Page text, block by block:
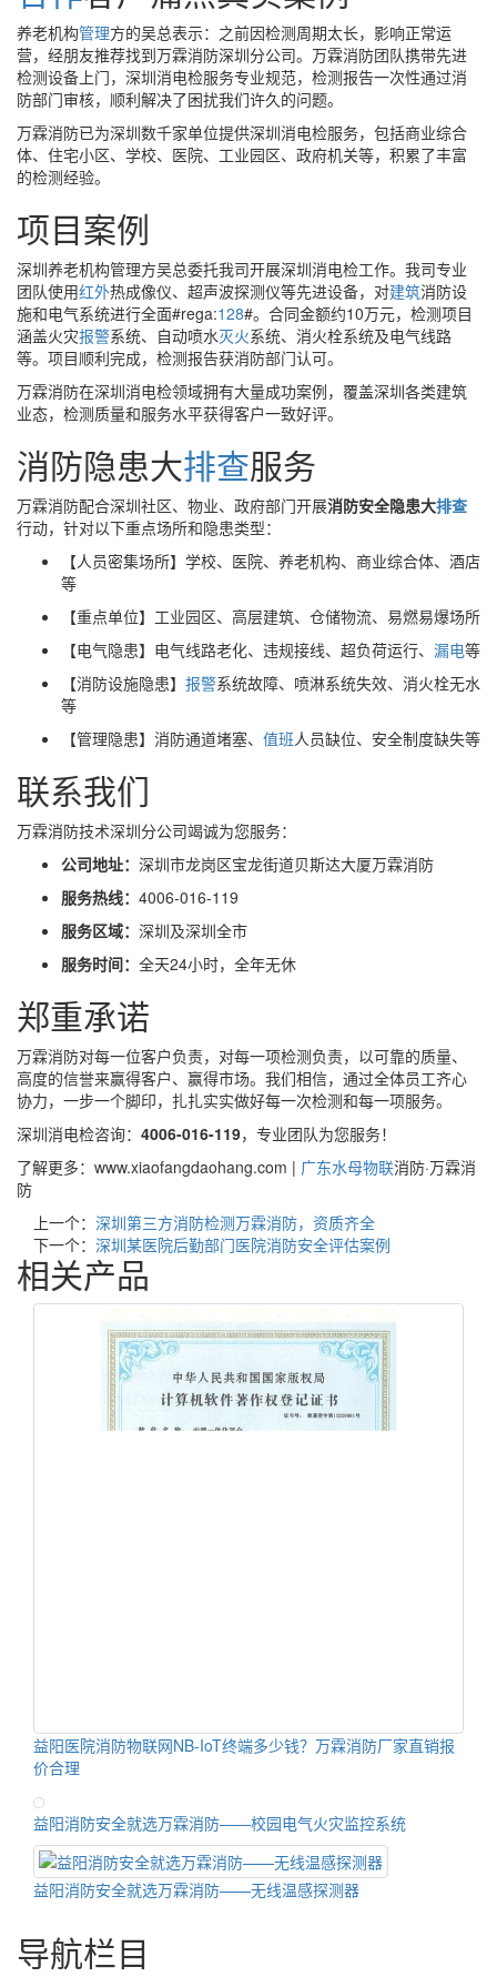
养老机构管理方的吴总表示：之前因检测周期太长，影响正常运
营，经朋友推荐找到万霖消防深圳分公司。万霖消防团队携带先进
检测设备上门，深圳消电检服务专业规范，检测报告一次性通过消
防部门审核，顺利解决了困扰我们许久的问题。
万霖消防已为深圳数千家单位提供深圳消电检服务，包括商业综合
体、住宅小区、学校、医院、工业园区、政府机关等，积累了丰富
的检测经验。
项目案例
深圳养老机构管理方吴总委托我司开展深圳消电检工作。我司专业
团队使用红外热成像仪、超声波探测仪等先进设备，对建筑消防设
施和电气系统进行全面#rega:128#。合同金额约10万元，检测项目
涵盖火灾报警系统、自动喷水灭火系统、消火栓系统及电气线路
等。项目顺利完成，检测报告获消防部门认可。
万霖消防在深圳消电检领域拥有大量成功案例，覆盖深圳各类建筑
业态，检测质量和服务水平获得客户一致好评。
消防隐患大排查服务
万霖消防配合深圳社区、物业、政府部门开展消防安全隐患大排查
行动，针对以下重点场所和隐患类型：
【人员密集场所】学校、医院、养老机构、商业综合体、酒店
等
【重点单位】工业园区、高层建筑、仓储物流、易燃易爆场所
【电气隐患】电气线路老化、违规接线、超负荷运行、 漏电等
【消防设施隐患】 报警系统故障、喷淋系统失效、消火栓无水
等
【管理隐患】消防通道堵塞、 值班人员缺位、安全制度缺失等
联系我们
万霖消防技术深圳分公司竭诚为您服务：
公司地址： 深圳市龙岗区宝龙街道贝斯达大厦万霖消防
服务热线： 4006-016-119
服务区域： 深圳及深圳全市
服务时间： 全天24小时，全年无休
郑重承诺
万霖消防对每一位客户负责，对每一项检测负责，以可靠的质量、
高度的信誉来赢得客户、赢得市场。我们相信，通过全体员工齐心
协力，一步一个脚印，扎扎实实做好每一次检测和每一项服务。
深圳消电检咨询： 4006-016-119，专业团队为您服务！
了解更多：www.xiaofangdaohang.com | 广东水母物联消防·万霖消
防
上一个： 深圳第三方消防检测万霖消防，资质齐全
下一个： 深圳某医院后勤部门医院消防安全评估案例
相关产品
益阳医院消防物联网NB-IoT终端多少钱？万霖消防厂家直销报
价合理
益阳消防安全就选万霖消防——校园电气火灾监控系统
益阳消防安全就选万霖消防——无线温感探测器
导航栏目